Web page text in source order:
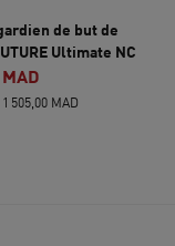
de but de
Ultimate NC
505,00 MAD